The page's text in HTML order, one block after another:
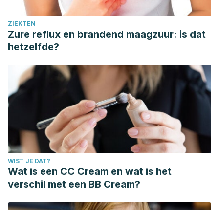
ZIEKTEN
Zure reflux en brandend maagzuur: is dat
hetzelfde?
WIST JE DAT?
Wat is een CC Cream en wat is het
verschil met een BB Cream?